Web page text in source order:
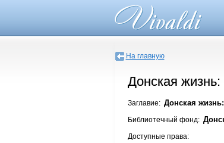
На главную
Донская
Заглавие: Донская
Библиотечный фонд:
Доступные права: